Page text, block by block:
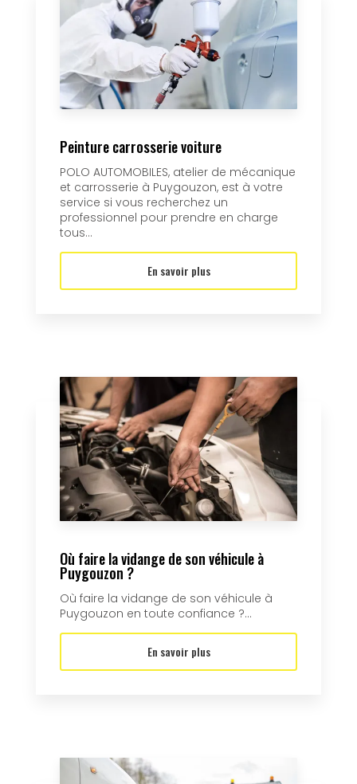
Peinture carrosserie voiture
POLO AUTOMOBILES, atelier de mécanique
et carrosserie à Puygouzon, est à votre
service si vous recherchez un
professionnel pour prendre en charge
tous...
En savoir plus
Où faire la vidange de son véhicule à
Puygouzon ?
Où faire la vidange de son véhicule à
Puygouzon en toute confiance ?...
En savoir plus